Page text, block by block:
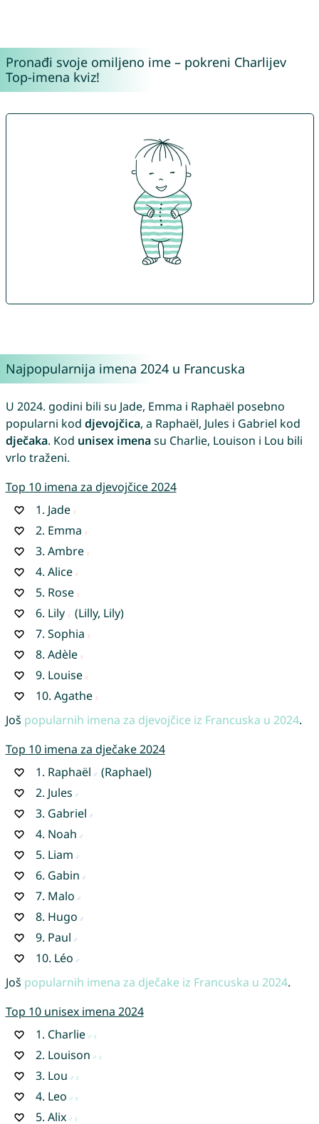
Pronađi svoje omiljeno ime – pokreni Charlijev
Top-imena kviz!
Najpopularnija imena 2024 u Francuska
U 2024. godini bili su Jade, Emma i Raphaël posebno
popularni kod djevojčica, a Raphaël, Jules i Gabriel kod
dječaka. Kod unisex imenasu Charlie, Louison i Lou bili
vrlo traženi.
Top 10 imena za djevojčice 2024
1. Jade
2. Emma
3. Ambre
4. Alice
5. Rose
6. Lily
(Lilly, Lily)
7. Sophia
8. Adèle
9. Louise
10. Agathe
Još popularnih imena za djevojčice iz Francuska u 2024.
Top 10 imena za dječake 2024
1. Raphaël
(Raphael)
2. Jules
3. Gabriel
4. Noah
5. Liam
6. Gabin
7. Malo
8. Hugo
9. Paul
10. Léo
Još popularnih imena za dječake iz Francuska u 2024.
Top 10 unisex imena 2024
1. Charlie
2. Louison
3. Lou
4. Leo
5. Alix